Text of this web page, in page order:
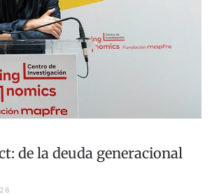
de la deuda generacional